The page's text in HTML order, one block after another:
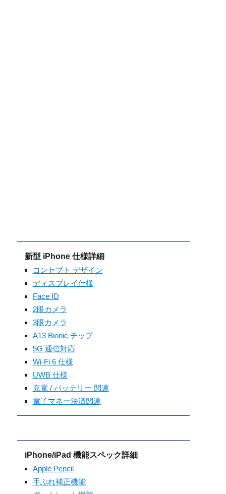
新型 iPhone 仕様詳細
コンセプト デザイン
ディスプレイ仕様
Face ID
2眼カメラ
3眼カメラ
A13 Bionic チップ
5G 通信対応
Wi-Fi 6 仕様
UWB 仕様
充電 / バッテリー 関連
電子マネー決済関連
iPhone/iPad 機能スペック詳細
Apple Pencil
手ぶれ補正機能